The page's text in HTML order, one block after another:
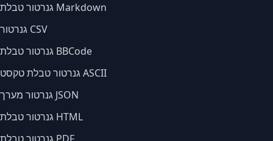
גנרטור טבלת Markdown
גנרטור CSV
גנרטור טבלת BBCode
גנרטור טבלת טקסט ASCII
גנרטור מערך JSON
גנרטור טבלת HTML